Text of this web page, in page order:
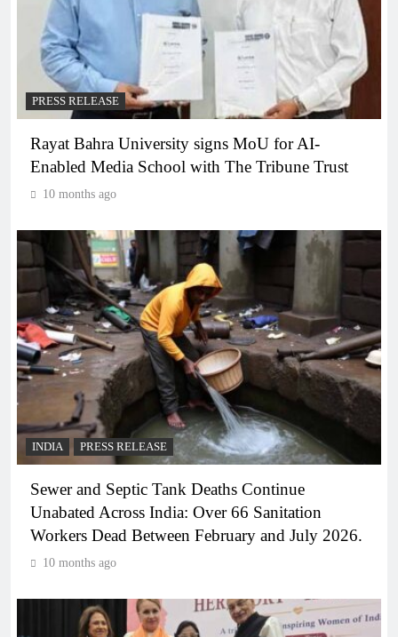
PRESS RELEASE
Rayat Bahra University signs MoU for AI-
Enabled Media School with The Tribune Trust
10 months ago
INDIA PRESS RELEASE
Sewer and Septic Tank Deaths Continue
Unabated Across India: Over 66 Sanitation
Workers Dead Between February and July 2026.
10 months ago